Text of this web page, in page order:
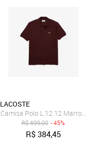
LACOSTE
Camisa Polo L.12.12 Marrom
R$699,00 - 45%
R$384,45